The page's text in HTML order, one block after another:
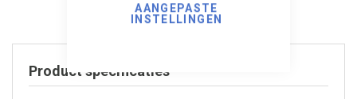
AANGEPASTE
INSTELLINGEN
Product specificaties